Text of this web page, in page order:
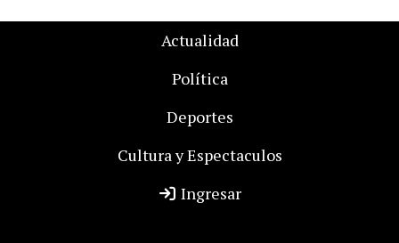
Actualidad
Política
Deportes
Cultura y Espectaculos
Ingresar